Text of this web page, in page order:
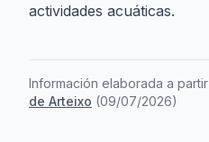
actividades acuáticas.
Información elaborada a
de Arteixo (09/07/2026)